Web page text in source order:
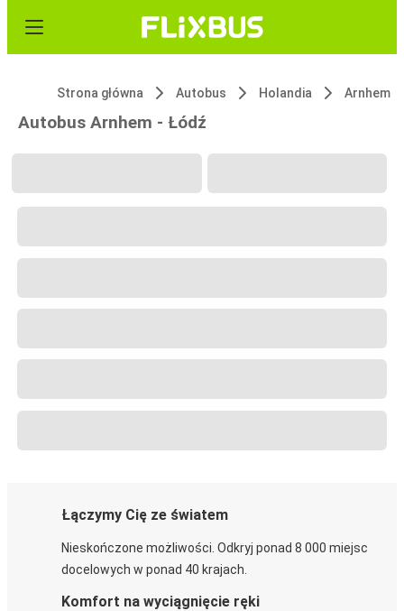
Strona główna Autobus Holandia Arnhem
Autobus Arnhem - Łódź
Łączymy Cię ze światem
Nieskończone możliwości. Odkryj ponad 8 000 miejsc
docelowych w ponad 40 krajach.
Komfort na wyciągnięcie ręki